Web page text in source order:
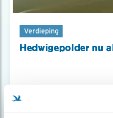
Verdieping
Hedwigepolder nu